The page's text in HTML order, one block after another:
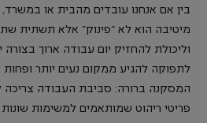
בין אם אנחנו עובדים מהבית או
מיטיבה הוא לא “פינוק” אלא תשתית
וליכולת להחזיק יום עבודה ארוך
לתפוקה להגיע ממקום נעים יותר
המסקנה ברורה: סביבת העבודה צריכה
פריטי ריהוט שמותאמים למשימות שונות